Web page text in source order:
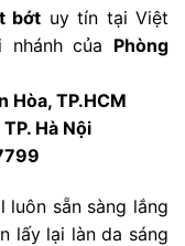
bớt uy tín tại Việt
của Phòng
Hòa, TP.HCM
Hà Nội
luôn sẵn sàng lắng
lấy lại làn da sáng